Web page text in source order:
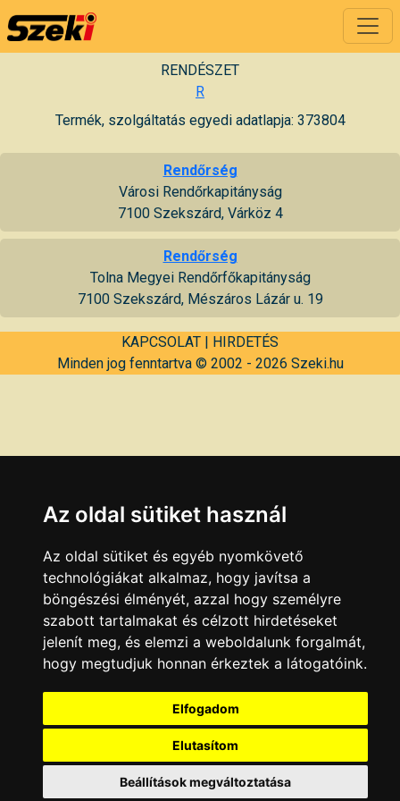
RENDÉSZET
R
Termék, szolgáltatás egyedi adatlapja: 373804
Rendőrség
Városi Rendőrkapitányság
7100 Szekszárd, Várköz 4
Rendőrség
Tolna Megyei Rendőrfőkapitányság
7100 Szekszárd, Mészáros Lázár u. 19
KAPCSOLAT | HIRDETÉS
Minden jog fenntartva © 2002 - 2026 Szeki.hu
Az oldal sütiket használ
Az oldal sütiket és egyéb nyomkövető
technológiákat alkalmaz, hogy javítsa a
böngészési élményét, azzal hogy személyre
szabott tartalmakat és célzott hirdetéseket
jelenít meg, és elemzi a weboldalunk forgalmát,
hogy megtudjuk honnan érkeztek a látogatóink.
Elfogadom
Elutasítom
Beállítások megváltoztatása